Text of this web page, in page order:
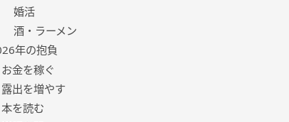
婚活
酒・ラーメン
年の抱負
お金を稼ぐ
露出を増やす
本を読む